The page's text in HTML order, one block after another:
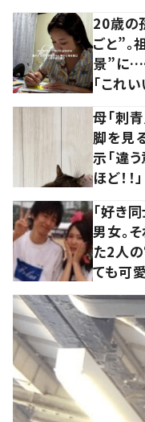
20歳の
ごと”
景”に
「これ
母「刺
脚を見
示「違
ほど！！」
「好き
男女。
た2人
ても可